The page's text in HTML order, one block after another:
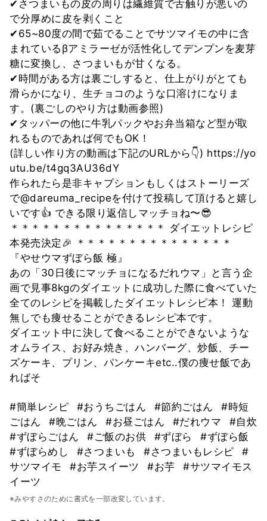
✔︎さつまいもの皮の周りは繊維質で舌触りが悪いの
で分厚めに皮を剥くこと
✔︎65~80度の間で茹でることでサツマイモの中に含
まれているβアミラーゼが活性化してデンプンを麦芽
糖に変換し、さつまいもが甘くなる。
✔︎時間がある方は裏ごしすると、仕上がりがとても
滑らかになり、生チョコのような口溶けになりま
す。(裏ごしのやり方は動画参照)
✔︎タッパーの他に牛乳パックやお弁当箱など型が取
れるものであれば何でもOK！
(詳しい作り方の動画は下記のURLから👇) https://yo
utu.be/t4gq3AU36dY
作られたら是非キャプションもしくはストーリーズ
で@dareuma_recipeを付けて投稿して頂けると嬉し
いです👍 できる限り返信しマッチョね〜😎
＊＊＊＊＊＊＊＊＊＊＊＊＊＊＊ ダイエットレシピ
本発売決定🎉 ＊＊＊＊＊＊＊＊＊＊＊＊＊＊＊
『やせウマずぼら飯 極』
あの「30日後にマッチョになるだれウマ」と言う企
画で見事8kgのダイエットに成功した際に食べていた
全てのレシピを掲載したダイエットレシピ本！ 運動
無しでも痩せることができるレシピ本です。
ダイエット中に決して食べることができないような
オムライス、お好み焼き、ハンバーグ、炒飯、チー
ズケーキ、プリン、パンケーキetc..僕の痩せ飯であ
ればそ
#簡単レシピ #おうちごはん #節約ごはん
#時短
ごはん
#晩ごはん #お昼ごはん #だれウマ
#自炊
#ずぼらごはん
#ご飯のお供 #ずぼら
#ずぼら飯
#ずぼらめし
#さつまいも #さつまいもレシピ
#
サツマイモ
#お芋スイーツ #お芋
#サツマイモス
イーツ
※みやすさのために書式を一部改変しています。